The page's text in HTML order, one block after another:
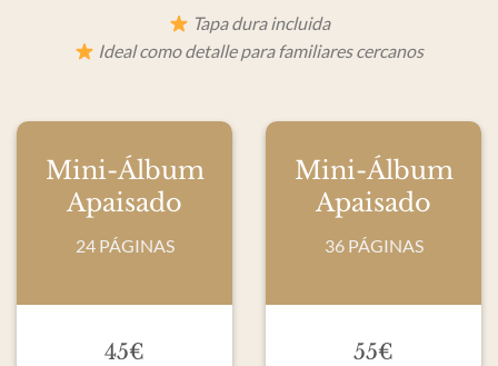
Tapa dura incluida
Ideal como detalle para familiares cercanos
Mini-Álbum
Apaisado
24 PÁGINAS
45€
Mini-Álbum
Apaisado
36 PÁGINAS
55€